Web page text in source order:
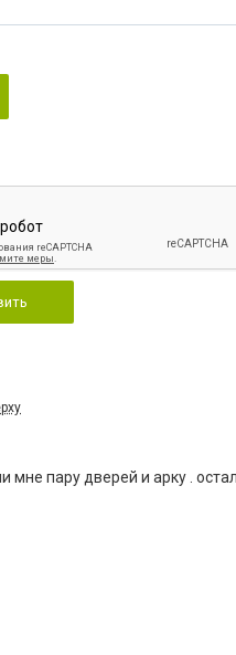
мне пару дверей и арку .